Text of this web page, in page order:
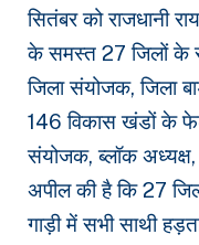
सितंबर को राजधानी
के समस्त 27 जिलों के
जिला संयोजक, जिला
146 विकास खंडों के
संयोजक, ब्लॉक अध्यक्ष,
अपील की है कि 27
गाड़ी में सभी साथी